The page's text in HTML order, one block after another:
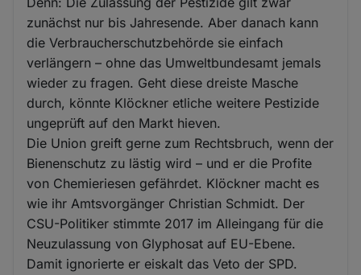
zunächst nur bis Jahresende. Aber danach kann
die Verbraucherschutzbehörde sie einfach
verlängern – ohne das Umweltbundesamt jemals
wieder zu fragen. Geht diese dreiste Masche
durch, könnte Klöckner etliche weitere Pestizide
ungeprüft auf den Markt hieven.
Die Union greift gerne zum Rechtsbruch, wenn der
Bienenschutz zu lästig wird – und er die Profite
von Chemieriesen gefährdet. Klöckner macht es
wie ihr Amtsvorgänger Christian Schmidt. Der
CSU-Politiker stimmte 2017 im Alleingang für die
Neuzulassung von Glyphosat auf EU-Ebene.
Damit ignorierte er eiskalt das Veto der SPD.